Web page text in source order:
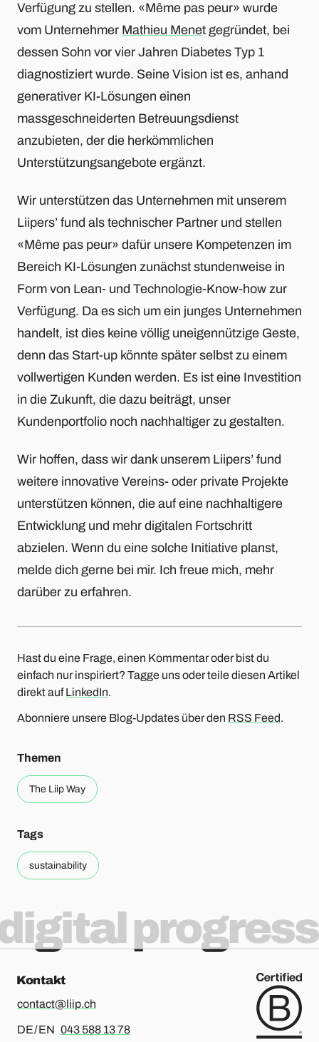
Verfügung zu stellen. «Même pas peur» wurde
vom Unternehmer Mathieu Menet gegründet, bei
dessen Sohn vor vier Jahren Diabetes Typ 1
diagnostiziert wurde. Seine Vision ist es, anhand
generativer KI-Lösungen einen
massgeschneiderten Betreuungsdienst
anzubieten, der die herkömmlichen
Unterstützungsangebote ergänzt.
Wir unterstützen das Unternehmen mit unserem
Liipers’ fund als technischer Partner und stellen
«Même pas peur» dafür unsere Kompetenzen im
Bereich KI-Lösungen zunächst stundenweise in
Form von Lean- und Technologie-Know-how zur
Verfügung. Da es sich um ein junges Unternehmen
handelt, ist dies keine völlig uneigennützige Geste,
denn das Start-up könnte später selbst zu einem
vollwertigen Kunden werden. Es ist eine Investition
in die Zukunft, die dazu beiträgt, unser
Kundenportfolio noch nachhaltiger zu gestalten.
Wir hoffen, dass wir dank unserem Liipers’ fund
weitere innovative Vereins- oder private Projekte
unterstützen können, die auf eine nachhaltigere
Entwicklung und mehr digitalen Fortschritt
abzielen. Wenn du eine solche Initiative planst,
melde dich gerne bei mir. Ich freue mich, mehr
darüber zu erfahren.
Hast du eine Frage, einen Kommentar oder bist du
einfach nur inspiriert? Tagge uns oder teile diesen Artikel
direkt aufLinkedIn.
Abonniere unsere Blog-Updates über den RSS Feed.
Themen
The Liip Way
Tags
sustainability
progress
Kontakt
contact@liip.ch
DE / EN Für Deutsch oder Englisch, bitte anrufen
043 588 13 78